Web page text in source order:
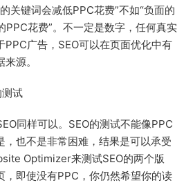
关键词会减低PPC花费”不如“负面的
PPC花费”。不一定是数字，任何真实
PPC广告，SEO可以在页面优化中有
源。
试
同样可以。SEO的测试不能像PPC
，也不是非常困难，结果是可以承受
Optimizer来测试SEO的两个版
，即使没有PPC，你仍然希望你的读